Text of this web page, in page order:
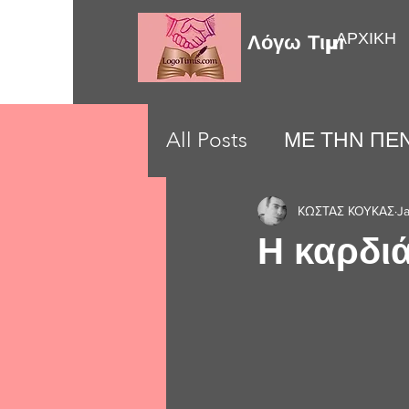
Λόγω ΤιμήςΑΡΧΙΚΗ
All Posts ΜΕ ΤΗΝ
LOVE MOMENTS
Η
ΚΩΣΤΑΣ ΚΟΥΚΑΣ